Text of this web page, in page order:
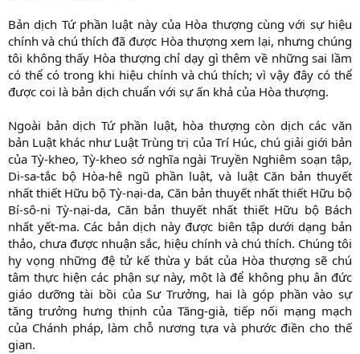
Bản dịch Tứ phần luật này của Hòa thượng cùng với sự hiệu
chính và chú thích đã được Hòa thượng xem lại, nhưng chúng
tôi không thấy Hòa thượng chỉ dạy gì thêm về những sai lầm
có thể có trong khi hiệu chính và chú thích; vì vậy đây có thể
được coi là bản dịch chuẩn với sự ấn khả của Hòa thượng.
Ngoài bản dịch Tứ phần luật, hòa thượng còn dịch các văn
bản Luật khác như Luật Trùng trị của Trí Húc, chú giải giới bản
của Tỳ-kheo, Tỳ-kheo sớ nghĩa ngài Truyền Nghiêm soạn tập,
Di-sa-tắc bộ Hòa-hê ngũ phần luật, và luật Căn bản thuyết
nhất thiết Hữu bộ Tỳ-nại-da, Căn bản thuyết nhất thiết Hữu bộ
Bí-sô-ni Tỳ-nại-da, Căn bản thuyết nhất thiết Hữu bộ Bách
nhất yết-ma. Các bản dịch này được biên tập dưới dạng bản
thảo, chưa được nhuận sắc, hiệu chính và chú thích. Chúng tôi
hy vọng những đệ tử kế thừa y bát của Hòa thượng sẽ chú
tâm thực hiện các phận sự này, một là để không phụ ân đức
giáo dưỡng tài bồi của Sư Trưởng, hai là góp phần vào sự
tăng trưởng hưng thịnh của Tăng-già, tiếp nối mạng mạch
của Chánh pháp, làm chỗ nương tựa và phước điền cho thế
gian.